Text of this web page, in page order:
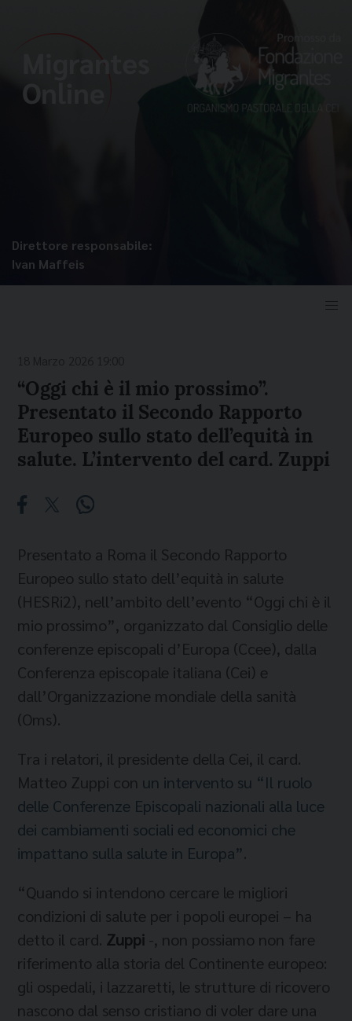
Direttore responsabile:
Ivan Maffeis
“Oggi chi è il mio prossimo”.
Presentato il Secondo Rapporto
Europeo sullo stato dell’equità in
salute. L’intervento del card. Zuppi
Presentato a Roma il Secondo Rapporto
Europeo sullo stato dell’equità in salute
(HESRi2), nell’ambito dell’evento “Oggi chi è il
mio prossimo”, organizzato dal Consiglio delle
conferenze episcopali d’Europa (Ccee), dalla
Conferenza episcopale italiana (Cei) e
dall’Organizzazione mondiale della sanità
(Oms).
Tra i relatori, il presidente della Cei, il card.
Matteo Zuppi con un intervento su “Il ruolo
delle Conferenze Episcopali nazionali alla luce
dei cambiamenti sociali ed economici che
impattano sulla salute in Europa”.
“Quando si intendono cercare le migliori
condizioni di salute per i popoli europei – ha
detto il card. Zuppi -, non possiamo non fare
riferimento alla storia del Continente europeo:
gli ospedali, i lazzaretti, le strutture di ricovero
nascono dal senso cristiano di voler dare una